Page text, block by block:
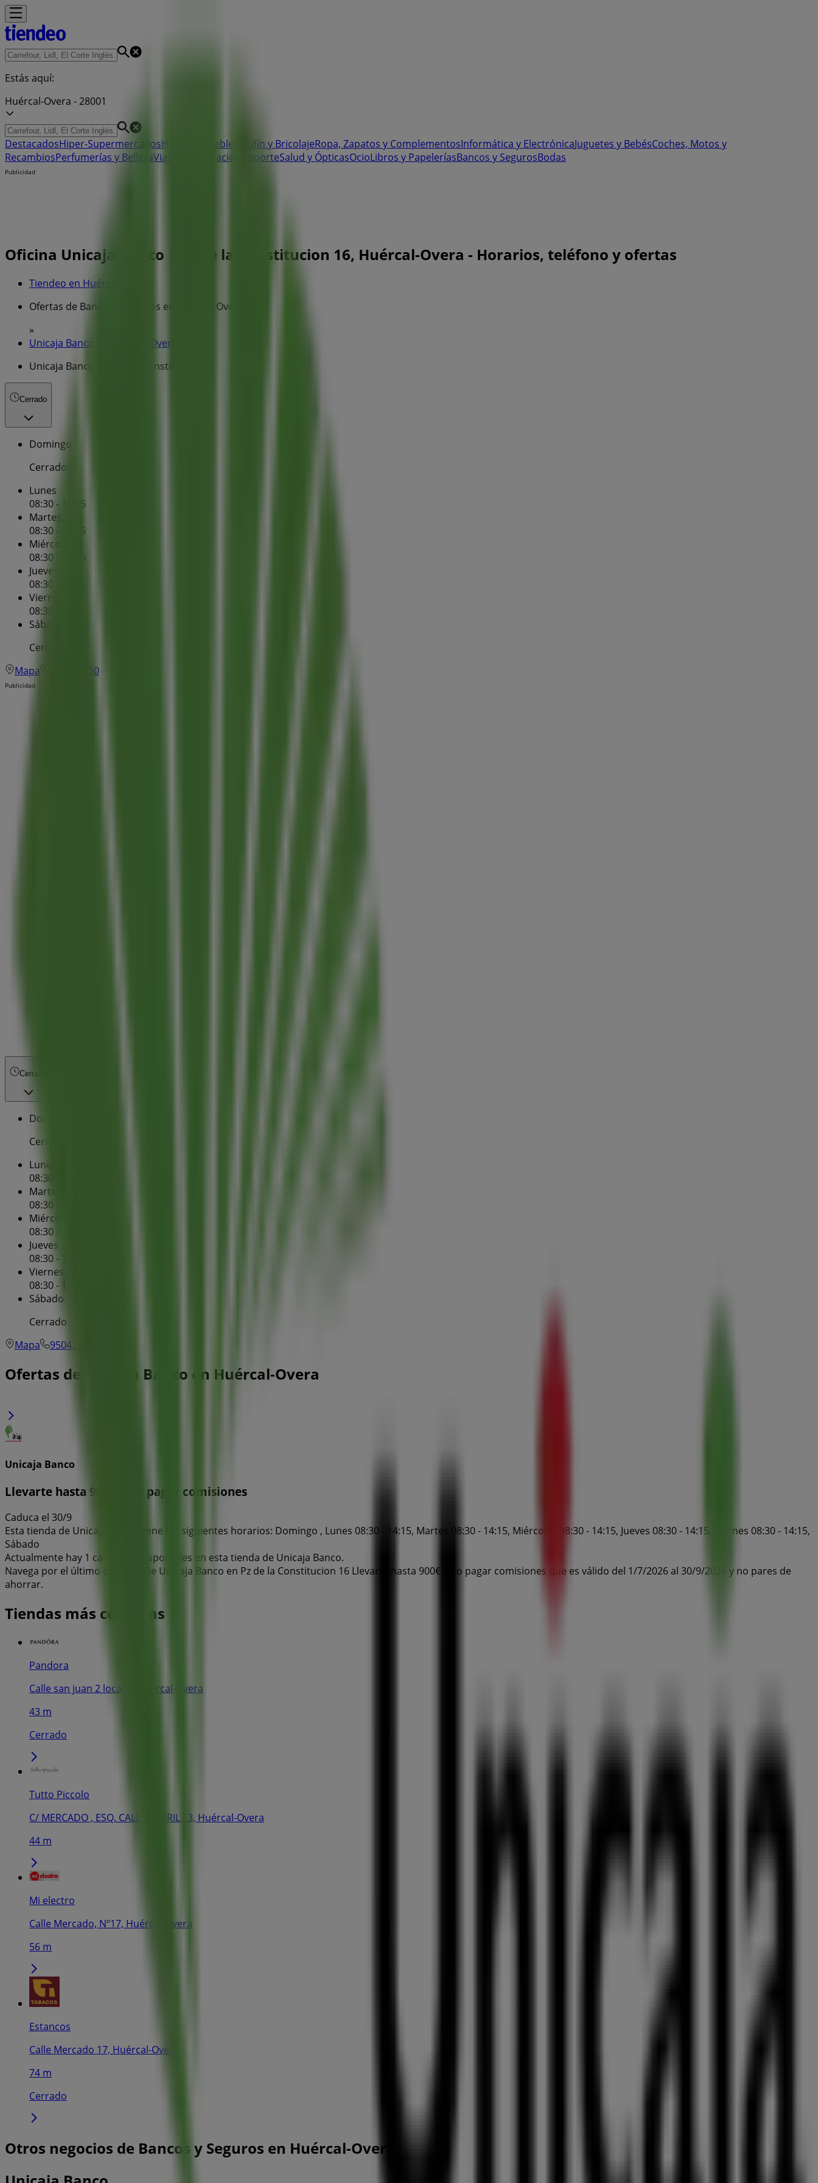
Estás aquí:
Huércal-Overa - 28001
DestacadosHiper-SupermercadosHogar y Muebles Jardín y BricolajeRopa, Zapatos y ComplementosInformática y ElectrónicaJuguetes y BebésCoches, Motos y
RecambiosPerfumerías y BellezaViajes Restauración DeporteSalud y ÓpticasOcioLibros y PapeleríasBancos y SegurosBodas
Publicidad
Oficina Unicaja Banco | Pz de la Constitucion 16, Huércal-Overa - Horarios, teléfono y ofertas
Tiendeo en Huércal-Overa
Ofertas de Bancos y Seguros en Huércal-Overa
»
Unicaja Banco en Huércal-Overa
Unicaja Banco | Pz de la Constitucion 16
Cerrado
Domingo
Cerrado
Lunes
08:30 - 14:15
Martes
08:30 - 14:15
Miércoles
08:30 - 14:15
Jueves
08:30 - 14:15
Viernes
08:30 - 14:15
Sábado
Cerrado
Mapa
950470450
Publicidad
Cerrado
Domingo
Cerrado
Lunes
08:30 - 14:15
Martes
08:30 - 14:15
Miércoles
08:30 - 14:15
Jueves
08:30 - 14:15
Viernes
08:30 - 14:15
Sábado
Cerrado
Mapa
950470450
Ofertas de Unicaja Banco en Huércal-Overa
Unicaja Banco
Llevarte hasta 900€ y no pagar comisiones
Caduca el 30/9
Esta tienda de Unicaja Banco tiene los siguientes horarios: Domingo , Lunes 08:30 - 14:15, Martes 08:30 - 14:15, Miércoles 08:30 - 14:15, Jueves 08:30 - 14:15, Viernes 08:30 - 14:15,
Sábado
Actualmente hay 1 catálogos disponibles en esta tienda de Unicaja Banco.
Navega por el último catálogo de Unicaja Banco en Pz de la Constitucion 16 Llevarte hasta 900€ y no pagar comisiones que es válido del 1/7/2026 al 30/9/2026 y no pares de
ahorrar.
Tiendas más cercanas
Pandora
Calle san juan 2 local 6, Huércal-Overa
43 m
Cerrado
Tutto Piccolo
C/ MERCADO , ESQ. CALLE CARRIL , 3, Huércal-Overa
44 m
Mi electro
Calle Mercado, Nº17, Huércal-Overa
56 m
Estancos
Calle Mercado 17, Huércal-Overa
74 m
Cerrado
Otros negocios de Bancos y Seguros en Huércal-Overa